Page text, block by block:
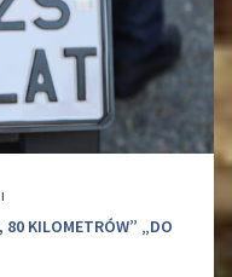
80 KILOMETRÓW” „DO